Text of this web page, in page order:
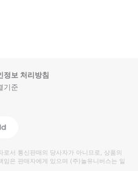
정보 처리방침
기준
로서 통신판매의 당사자가 아니므로, 상품의
임은 판매자에게 있으며 (주)놀유니버스는 일